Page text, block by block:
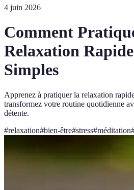
4 juin 2026
Comment
Relaxation
Simples
Apprenez à pratiquer la relaxation
transformez votre routine quotidienne
détente.
#relaxation#bien-être#stress#méditation